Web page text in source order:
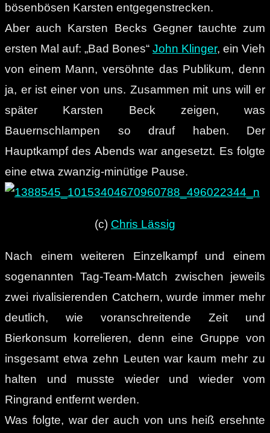
bösenbösen Karsten entgegenstrecken.
Aber auch Karsten Becks Gegner tauchte zum
ersten Mal auf: „Bad Bones“ John Klinger, ein Vieh
von einem Mann, versöhnte das Publikum, denn
ja, er ist einer von uns. Zusammen mit uns will er
später Karsten Beck zeigen, was
Bauernschlampen so drauf haben. Der
Hauptkampf des Abends war angesetzt. Es folgte
eine etwa zwanzig-minütige Pause.
(c) Chris Lässig
Nach einem weiteren Einzelkampf und einem
sogenannten Tag-Team-Match zwischen jeweils
zwei rivalisierenden Catchern, wurde immer mehr
deutlich, wie voranschreitende Zeit und
Bierkonsum korrelieren, denn eine Gruppe von
insgesamt etwa zehn Leuten war kaum mehr zu
halten und musste wieder und wieder vom
Ringrand entfernt werden.
Was folgte, war der auch von uns heiß ersehnte